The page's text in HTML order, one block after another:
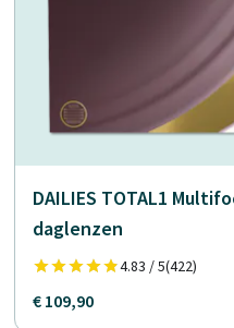
DAILIES TOTAL1
daglenzen
4.83 / 5(422)
€ 109,90